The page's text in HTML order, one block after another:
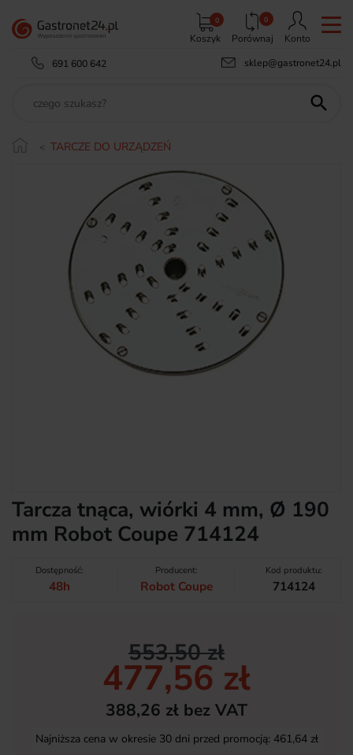
Koszyk
0 0
Porównaj
Konto
691 600 642
sklep@gastronet24.pl

TARCZE DO URZĄDZEŃ
Tarcza tnąca, wiórki 4 mm, Ø 190
mm Robot Coupe 714124
Dostępność:
48h
Producent:
Robot Coupe
Kod produktu:
714124
553,50 zł
477,56 zł
388,26 zł bez VAT
Najniższa cena w okresie 30 dni przed promocją: 461,64 zł